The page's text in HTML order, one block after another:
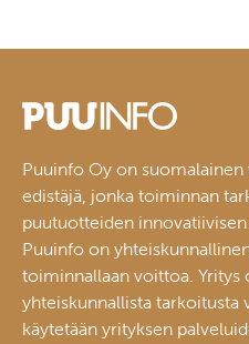
Puuinfo Oy on
edistäjä, jonka toiminnan
puutuotteiden
Puuinfo on
toiminnallaan voittoa. Yritys
yhteiskunnallista
käytetään yrityksen